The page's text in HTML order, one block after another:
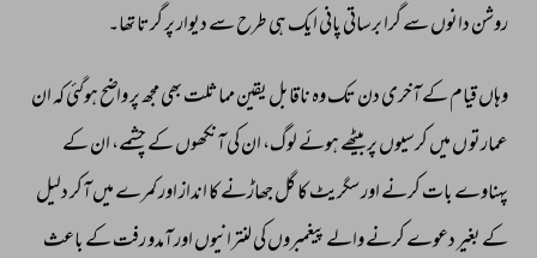
روشن دانوں سے گرا برساتی پانی ایک ہی طرح سے دیوار پر گرتا تھا۔
وہاں قیام کے آخری دن تک وہ ناقابل یقین مماثلت بھی مجھ پر واضح ہوگئی کہ ان
عمارتو ں میں کرسیوں پر بیٹھے ہوئے لوگ، ان کی آنکھوں کے چشمے، ان کے
پہناوے بات کرنے اور سگریٹ کا گل جھاڑنے کا انداز اور کمرے میں آکر دلیل
کے بغیر دعوے کرنے والے پیغمبروں کی لنترانیوں اور آمدو رفت کے باعث